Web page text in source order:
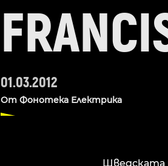
01.03.2012
От Фонотека Електрика
Шведската